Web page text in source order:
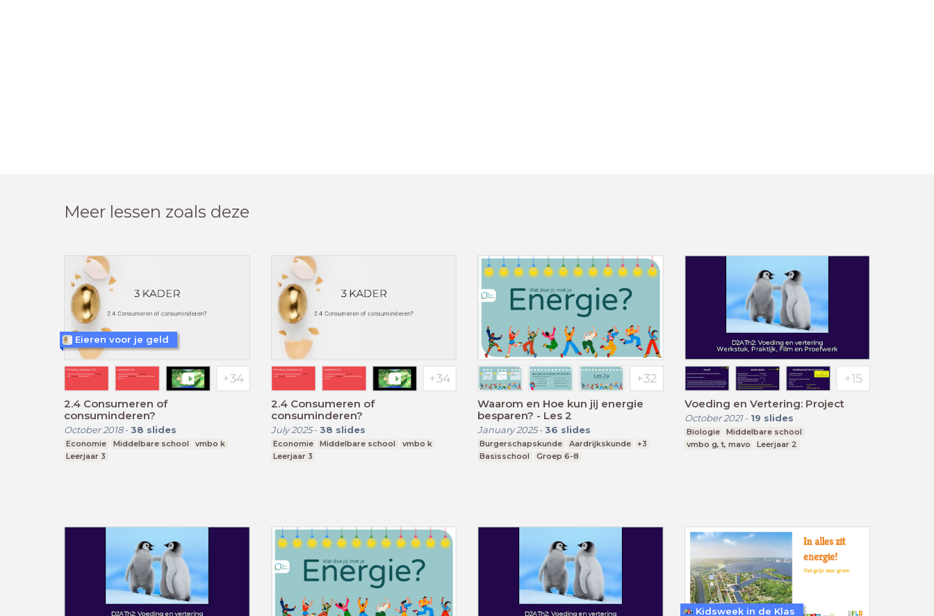
Meer lessen zoals deze
2.4 Consumeren of
consuminderen?
October 2018- 38 slides
Economie Middelbare school
vmbo k
Leerjaar 3
Eieren voor je geld
2.4 Consumeren of
consuminderen?
July 2025- 38 slides
Economie Middelbare school
vmbo k
Leerjaar 3
Waarom en Hoe kun jij energie
besparen? - Les 2
January 2025- 36 slides
Burgerschapskunde Aardrijkskunde
+3
Basisschool
Groep 6-8
Voeding en Vertering: Project
October 2021- 19 slides
Biologie
Middelbare school
vmbo g, t, mavo
Leerjaar 2
Kidsweek in de Klas